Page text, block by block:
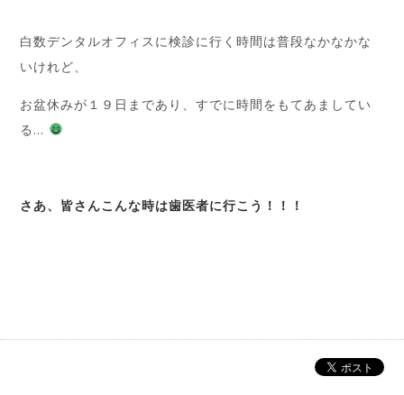
白数デンタルオフィスに検診に行く時間は普段なかなかな
いけれど、
お盆休みが１９日まであり、すでに時間をもてあましてい
る…
さあ、皆さんこんな時は歯医者に行こう！！！